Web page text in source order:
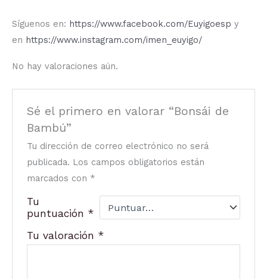
Síguenos en: https://www.facebook.com/Euyigoesp y
en https://www.instagram.com/imen_euyigo/
No hay valoraciones aún.
Sé el primero en valorar “Bonsái de
Bambú”
Tu dirección de correo electrónico no será
publicada. Los campos obligatorios están
marcados con *
Tu
puntuación *
Tu valoración *